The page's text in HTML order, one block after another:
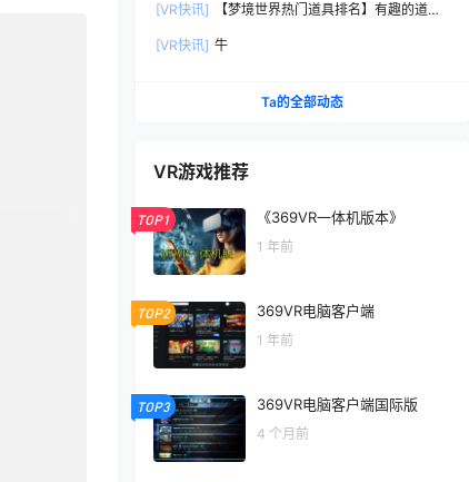
[VR快讯]
【梦境世界热门道具排名】有趣的道具
[VR快讯] 牛
Ta的全部动态
VR游戏推荐
TOP1 《369VR一体机版本》
1 年前
TOP2 369VR电脑客户端
1 年前
TOP3 369VR电脑客户端国际版
4 个月前